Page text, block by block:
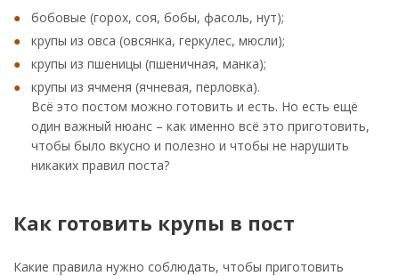
бобовые (горох, соя, бобы, фасоль, нут);
крупы из овса (овсянка, геркулес, мюсли);
крупы из пшеницы (пшеничная, манка);
крупы из ячменя (ячневая, перловка).
Всё это постом можно готовить и есть. Но есть ещё
один важный нюанс – как именно всё это приготовить,
чтобы было вкусно и полезно и чтобы не нарушить
никаких правил поста?
Как готовить крупы в пост
Какие правила нужно соблюдать, чтобы приготовить